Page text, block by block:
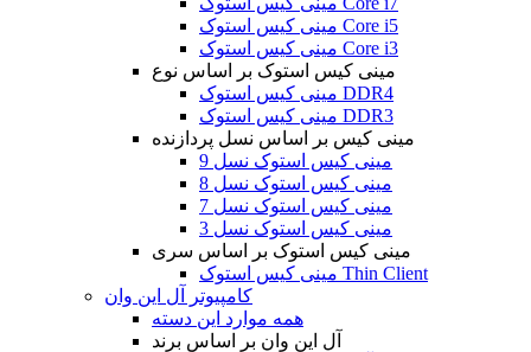
مینی کیس استوک Core i5
مینی کیس استوک Core i3
مینی کیس استوک بر اساس نوع
مینی کیس استوک DDR4
مینی کیس استوک DDR3
مینی کیس بر اساس نسل پردازنده
مینی کیس استوک نسل 9
مینی کیس استوک نسل 8
مینی کیس استوک نسل 7
مینی کیس استوک نسل 3
مینی کیس استوک بر اساس سری
مینی کیس استوک Thin Client
کامپیوتر آل این وان
همه موارد این دسته
آل این وان بر اساس برند